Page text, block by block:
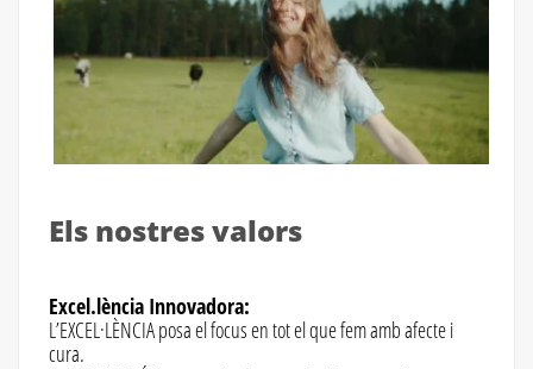
Els nostres valors
Excel.lència Innovadora:
L’EXCEL·LÈNCIA posa el focus en tot el que fem amb afecte i
cura.